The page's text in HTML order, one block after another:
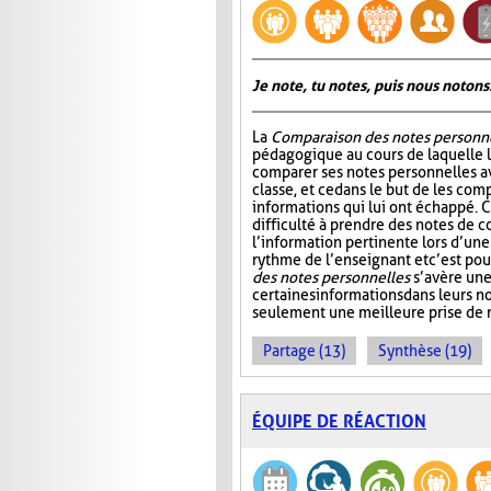
Je note, tu notes, puis nous
La Comparaison des notes
pédagogique au cours de laquelle
comparer ses notes personnelles
classe, et ce dans le but de les
informations qui lui ont échappé.
difficulté à prendre des notes de
l’information pertinente lors
rythme de l’enseignant et c’est
des notes personnelless’avère
certaines informations dans leurs
seulement une meilleure prise de
Partage (13) Synthèse (19)
ÉQUIPE DE RÉACTION